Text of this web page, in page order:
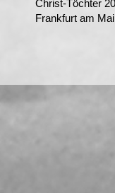
Christ-Töchter
Frankfurt am